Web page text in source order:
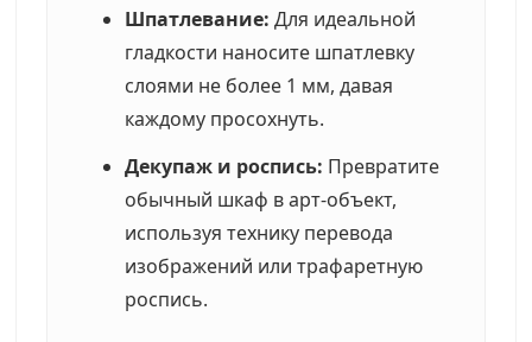
Шпатлевание: Для идеальной
гладкости наносите шпатлевку
слоями не более 1 мм, давая
каждому просохнуть.
Декупаж и роспись: Превратите
обычный шкаф в арт-объект,
используя технику перевода
изображений или трафаретную
роспись.